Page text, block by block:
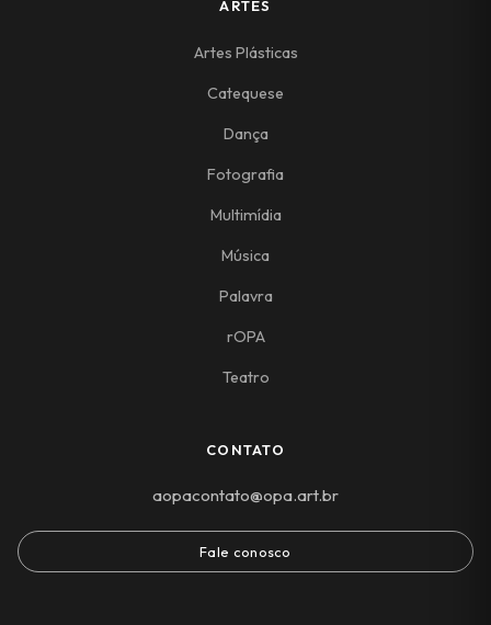
ARTES
Artes Plásticas
Catequese
Dança
Fotografia
Multimídia
Música
Palavra
rOPA
Teatro
CONTATO
aopacontato@opa.art.br
Fale conosco